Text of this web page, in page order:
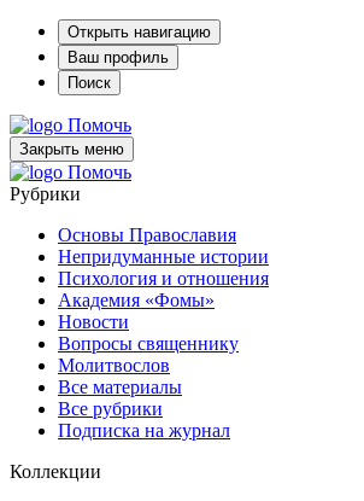
Открыть навигацию
Ваш профиль
Поиск
Помочь
Закрыть меню
Помочь
Рубрики
Основы Православия
Непридуманные истории
Психология и отношения
Академия «Фомы»
Новости
Вопросы священнику
Молитвослов
Все материалы
Все рубрики
Подписка на журнал
Коллекции